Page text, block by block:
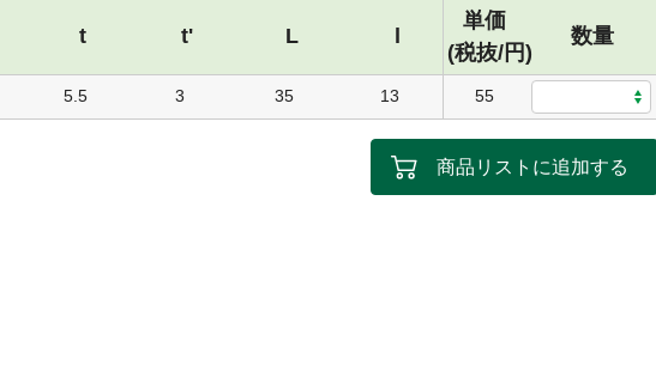
t t' L
単価
(税抜/円)
数量
5.5 3 35 13 55
商品リストに追加する